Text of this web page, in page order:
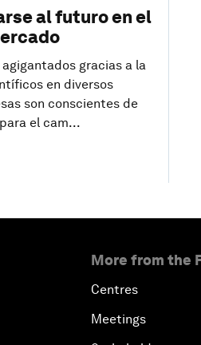
al futuro en el
gracias a la
en diversos
son conscientes de
el cam...
More from the
Centres
Meetings